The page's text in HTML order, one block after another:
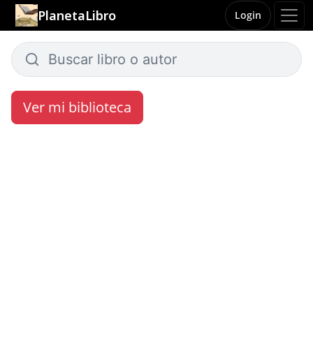
PlanetaLibro Login
Ver mi biblioteca